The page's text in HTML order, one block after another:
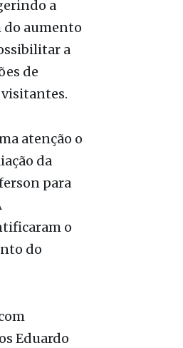
a
aumento
a
atenção o
da
para
o